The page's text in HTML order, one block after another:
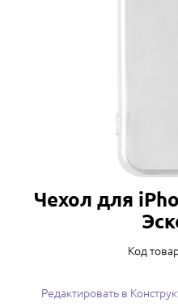
Чехол для
Код
Редактировать в